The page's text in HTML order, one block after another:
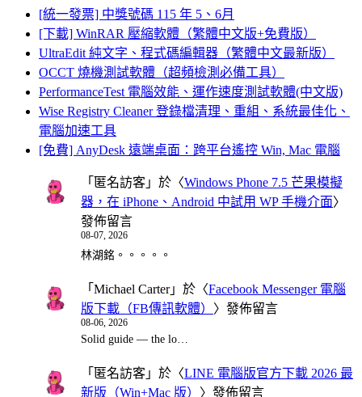
[統一發票] 中獎號碼 115 年 5、6月
[下載] WinRAR 壓縮軟體（繁體中文版+免費版）
UltraEdit 純文字、程式碼編輯器（繁體中文最新版）
OCCT 燒機測試軟體（超頻檢測必備工具）
PerformanceTest 電腦效能、運作速度測試軟體(中文版)
Wise Registry Cleaner 登錄檔清理、重組、系統最佳化、
電腦加速工具
[免費] AnyDesk 遠端桌面：跨平台遙控 Win, Mac 電腦
「 匿名訪客 」於〈Windows Phone 7.5 芒果模擬
器，在 iPhone、Android 中試用 WP 手機介面〉
發佈留言
08-07, 2026
林湖銘。。。。。
「 Michael Carter」於〈Facebook Messenger 電腦
版下載（FB傳訊軟體） 〉發佈留言
08-06, 2026
Solid guide — the lo…
「 匿名訪客 」於〈LINE 電腦版官方下載 2026 最
新版（Win+Mac 版） 〉發佈留言